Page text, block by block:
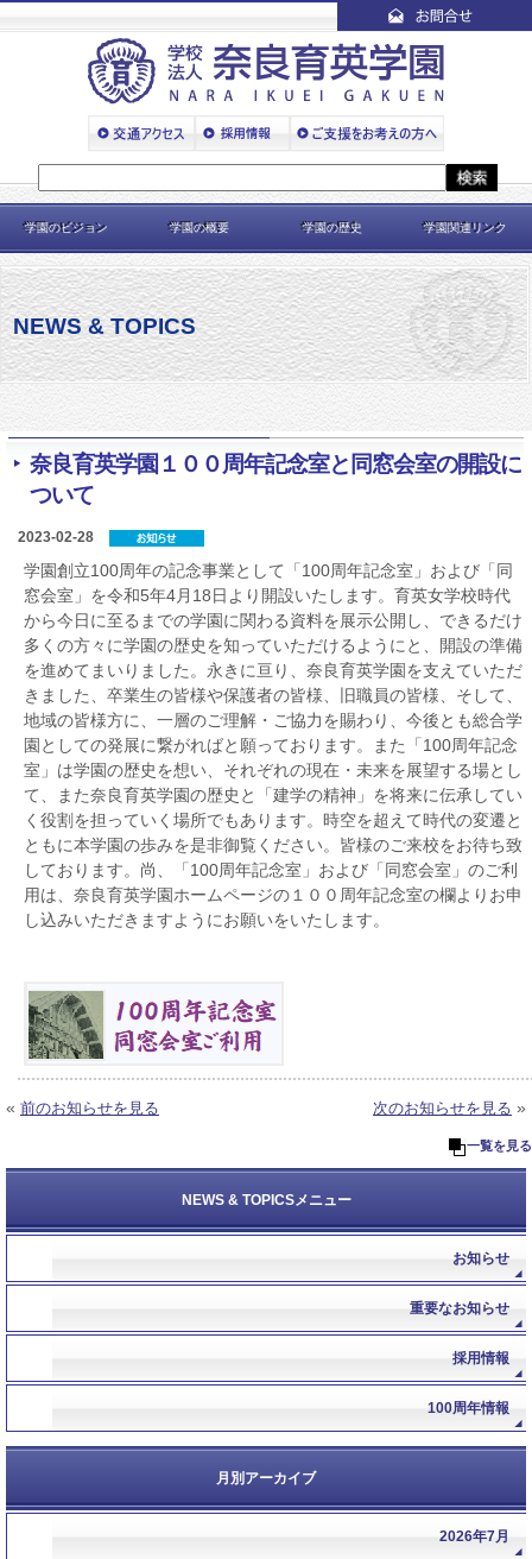
学園のビジョン 学園の概要 学園の歴史 学園関連リンク
NEWS & TOPICS
奈良育英学園１００周年記念室と同窓会室の開設に
ついて
2023-02-28
学園創立100周年の記念事業として「100周年記念室」および「同
窓会室」を令和5年4月18日より開設いたします。育英女学校時代
から今日に至るまでの学園に関わる資料を展示公開し、できるだけ
多くの方々に学園の歴史を知っていただけるようにと、開設の準備
を進めてまいりました。永きに亘り、奈良育英学園を支えていただ
きました、卒業生の皆様や保護者の皆様、旧職員の皆様、そして、
地域の皆様方に、一層のご理解・ご協力を賜わり、今後とも総合学
園としての発展に繋がればと願っております。また「100周年記念
室」は学園の歴史を想い、それぞれの現在・未来を展望する場とし
て、また奈良育英学園の歴史と「建学の精神」を将来に伝承してい
く役割を担っていく場所でもあります。時空を超えて時代の変遷と
ともに本学園の歩みを是非御覧ください。皆様のご来校をお待ち致
しております。尚、「100周年記念室」および「同窓会室」のご利
用は、奈良育英学園ホームページの１００周年記念室の欄よりお申
し込みいただきますようにお願いをいたします。
« 前のお知らせを見る 次のお知らせを見る »
一覧を見る
NEWS & TOPICSメニュー
お知らせ
重要なお知らせ
採用情報
100周年情報
月別アーカイブ
2026年7月